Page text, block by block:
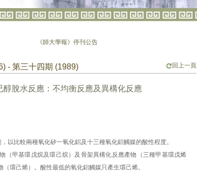
《師大學報》停刊公告
- 第三十四期 (1989) 回上一頁
脫水反應：不均衡反應及異構化反應
以比較兩種氧化矽一氧化鋁及十三種氧化鋁觸媒的酸性程度。
甲基環戊烷及環己烷）及骨架異構化反應產物（三種甲基環戊烯
環己烯）。酸性最低的氧化鋁觸媒只產生環己烯。